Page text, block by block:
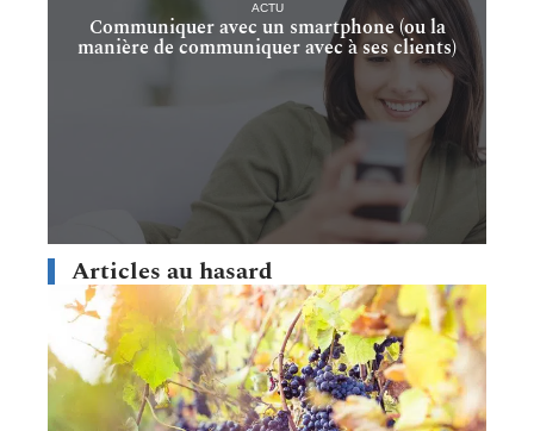
ACTU
Communiquer avec un smartphone (ou la
manière de communiquer avec à ses clients)
Articles au hasard